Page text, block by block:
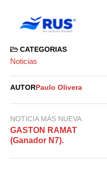
CATEGORIAS
Noticias
AUTOR Paulo Olivera
NOTICIA MÁS NUEVA
GASTON RAMAT
(Ganador N7).